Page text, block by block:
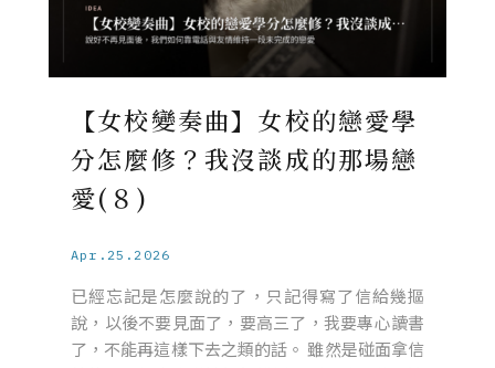
【女校變奏曲】女校的戀愛學
分怎麼修？我沒談成的那場戀
愛(８)
Apr.25.2026
已經忘記是怎麼說的了，只記得寫了信給幾摳
說，以後不要見面了，要高三了，我要專心讀書
了，不能再這樣下去之類的話。 雖然是碰面拿信